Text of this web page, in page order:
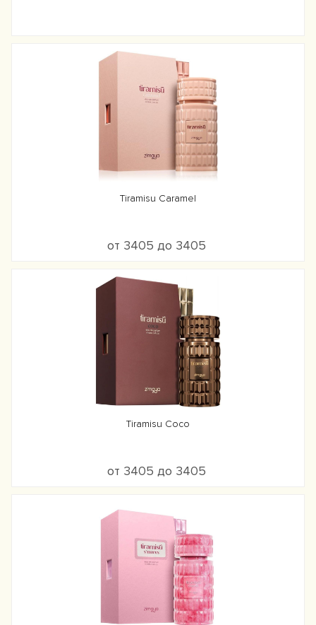
Tiramisu Caramel
от 3405 до 3405
Tiramisu Coco
от 3405 до 3405